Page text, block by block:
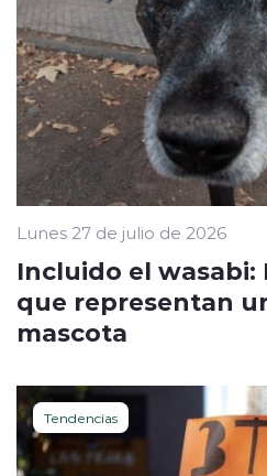
Lunes 27 de julio de 2026
Incluido el wasabi:
que representan
mascota
Tendencias